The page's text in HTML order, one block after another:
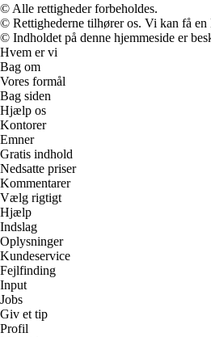
© Alle rettigheder forbeholdes.
© Rettighederne tilhører os. Vi kan få
© Indholdet på denne hjemmeside er
Hvem er vi
Bag om
Vores formål
Bag siden
Hjælp os
Kontorer
Emner
Gratis indhold
Nedsatte priser
Kommentarer
Vælg rigtigt
Hjælp
Indslag
Oplysninger
Kundeservice
Fejlfinding
Input
Jobs
Giv et tip
Profil